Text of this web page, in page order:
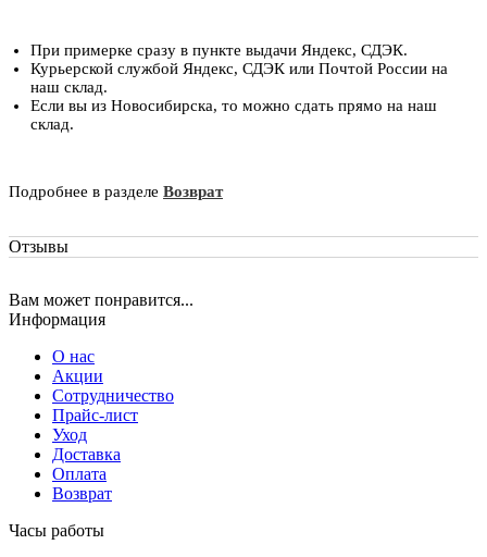
При примерке сразу в пункте выдачи Яндекс, СДЭК.
Курьерской службой Яндекс, СДЭК или Почтой России на
наш склад.
Если вы из Новосибирска, то можно сдать прямо на наш
склад.
Подробнее в разделе Возврат
Отзывы
Вам может понравится...
Информация
О нас
Акции
Сотрудничество
Прайс-лист
Уход
Доставка
Оплата
Возврат
Часы работы